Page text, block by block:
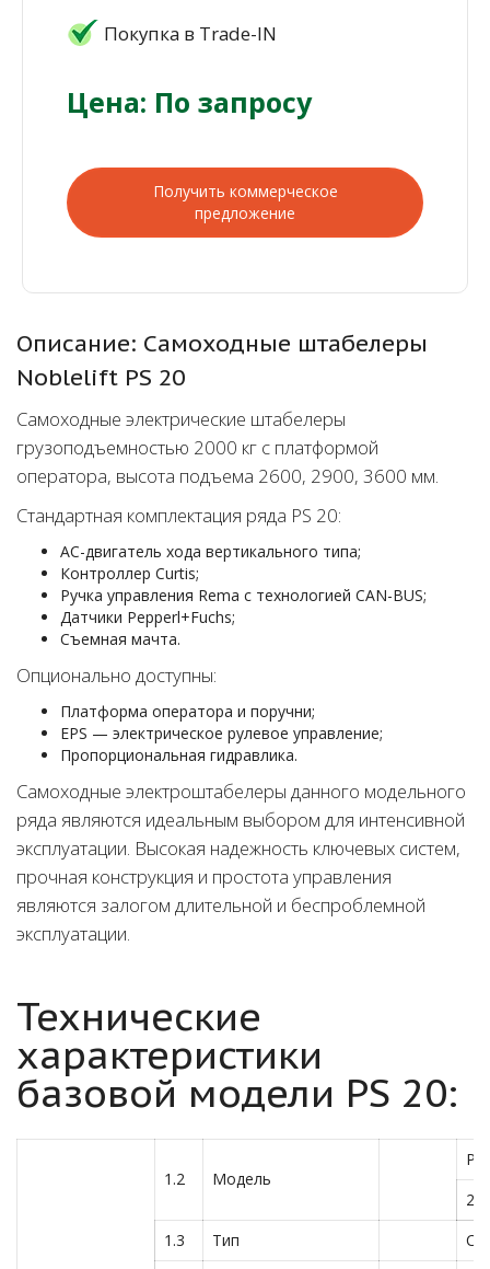
Покупка в Trade-IN
Цена: По запросу
Получить коммерческое
предложение
Описание: Самоходные штабелеры
Noblelift PS 20
Самоходные электрические штабелеры
грузоподъемностью 2000 кг с платформой
оператора, высота подъема 2600, 2900, 3600 мм.
Cтандартная комплектация ряда PS 20:
АС-двигатель хода вертикального типа;
Контроллер Curtis;
Ручка управления Rema с технологией CAN-BUS;
Датчики Pepperl+Fuchs;
Съемная мачта.
Опционально доступны:
Платформа оператора и поручни;
EPS — электрическое рулевое управление;
Пропорциональная гидравлика.
Самоходные электроштабелеры данного модельного
ряда являются идеальным выбором для интенсивной
эксплуатации. Высокая надежность ключевых систем,
прочная конструкция и простота управления
являются залогом длительной и беспроблемной
эксплуатации.
Технические
характеристики
базовой модели PS 20:
1.2 Модель
PS
1.3
Тип